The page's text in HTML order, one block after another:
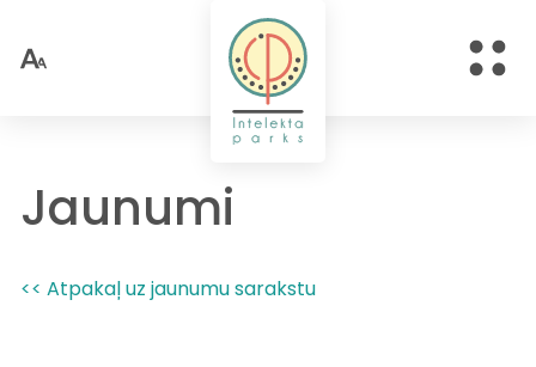
Jaunumi
<< Atpakaļ uz jaunumu sarakstu